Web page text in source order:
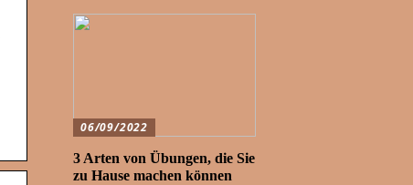
06/09/2022
3 Arten von Übungen, die Sie
zu Hause machen können